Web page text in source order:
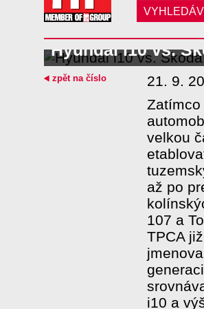
Hyundai i10 vs.
21. 9.
velkou
až po
107 a
TPCA
i10 a
zpět na číslo